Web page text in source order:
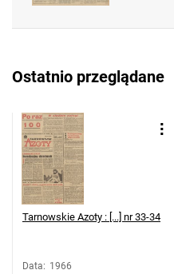
Feliksa
Robotniczego
Feliksa
Tarnowskie Azoty :
Robotniczego
Feliksa
Tarnowskie Azoty :
Feliksa
Ostatnio przeglądane
Tarnowskie Azoty : [...] nr 33-34
Data: 1966